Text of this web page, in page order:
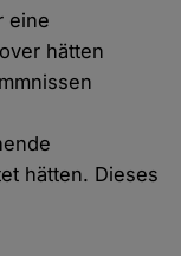
eine
hätten
hätten. Dieses